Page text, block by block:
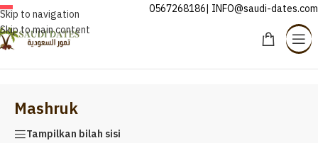
Skip to navigation
Skip to main content
INDONESIA 0567268186| INFO@saudi-dates.com
Beranda/Mashruk
Mashruk
Tampilkan bilah sisi